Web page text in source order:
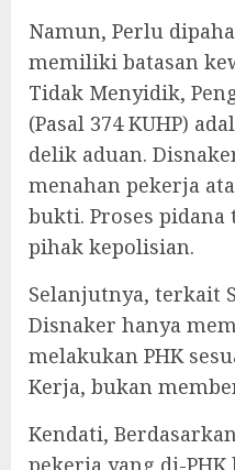
‎Namun, Perlu
memiliki batasan
Tidak Menyidik,
(Pasal 374 KUHP)
delik aduan.
menahan pekerja
bukti. Proses
pihak kepolisian.
‎Selanjutnya, terkait
Disnaker hanya
melakukan PHK
Kerja, bukan
‎Kendati,
pekerja yang di-